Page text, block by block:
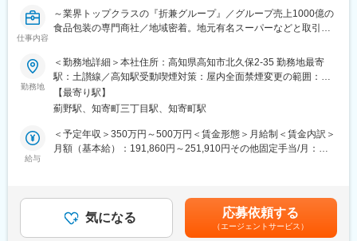
別研修・通信教育援助制度などの研修を行うため、長期でのキャ
リアアップの形成も可能となっています。
長期的な視点でみなさんの成長意欲を後押ししますので、ぜひお
■キャリア：
「社員の意思や適性を大切にし、チャレンジスピリッツを評価す
る。」そんな制度が同社にはあります。
り、リーダーシップコースまたはエキスパートコース、経営幹部
候補者はマネジメントコースに選任されます。
変更の範囲：会社の定める業務
仕事内容
～業界トップクラスの『折兼グループ』／グループ売上1000億の
食品包装の専門商社／地域密着。地元有名スーパーなどと取引多
■仕事内容
当社がお客様へ販売した食品用機械設備（包装機・調理機器な
ど）の保守・メンテナンスをお任せします。
【具体的な仕事内容】
・お客様へ定期訪問し日々の点検を行い、不具合や故障を未然に
防ぎます。
に対応を引き継ぎます。
・1日2～3件ほど訪問し、点検を行います。（既存のお客様中心
勤務地
＜勤務地詳細＞本社住所：高知県高知市北久保2-35 勤務地最寄
駅：土讃線／高知駅受動喫煙対策：屋内全面禁煙変更の範囲：会
社の定める事業所
【最寄り駅】
薊野駅、知寄町三丁目駅、知寄町駅
給与
＜予定年収＞350万円～500万円＜賃金形態＞月給制＜賃金内訳＞
月額（基本給）：191,860円～251,910円その他固定手当/月：
＞有＜残業手当＞有＜給与補足＞家族手当（子供１人 15,000
円）、通勤手当、業務手当、他賃金はあくまでも目安の金額であ
り、選考を通じて上下する可能性があります。月給(月額)は固定手
気になる 応募依頼する
（エージェントサービス）